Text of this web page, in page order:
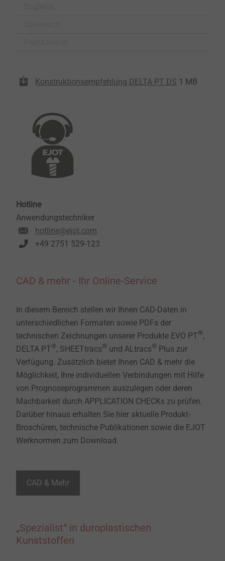
Konstruktionsempfehlung DELTA PT DS 1 MB
Hotline
Anwendungstechniker
hotline@ejot.com
+49 2751 529-123
CAD & mehr - Ihr Online-Service
In diesem Bereich stellen wir Ihnen CAD-Daten in
unterschiedlichen Formaten sowie PDFs der
technischen Zeichnungen unserer Produkte EVO PT®,
DELTA PT®, SHEETtracs® und ALtracs® Plus zur
Verfügung. Zusätzlich bietet Ihnen CAD & mehr die
Möglichkeit, Ihre individuellen Verbindungen mit Hilfe
von Prognoseprogrammen auszulegen oder deren
Machbarkeit durch APPLICATION CHECKs zu prüfen.
Darüber hinaus erhalten Sie hier aktuelle Produkt-
Broschüren, technische Publikationen sowie die EJOT
Werknormen zum Download.
CAD & Mehr
„Spezialist“ in duroplastischen
Kunststoffen